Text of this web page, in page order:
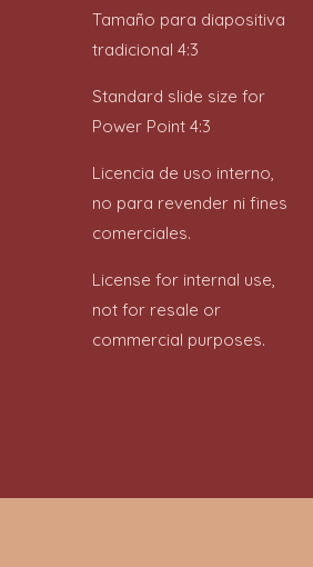
Tamaño para diapositiva
tradicional 4:3
Standard slide size for
Power Point 4:3
Licencia de uso interno,
no para revender ni fines
comerciales.
License for internal use,
not for resale or
commercial purposes.